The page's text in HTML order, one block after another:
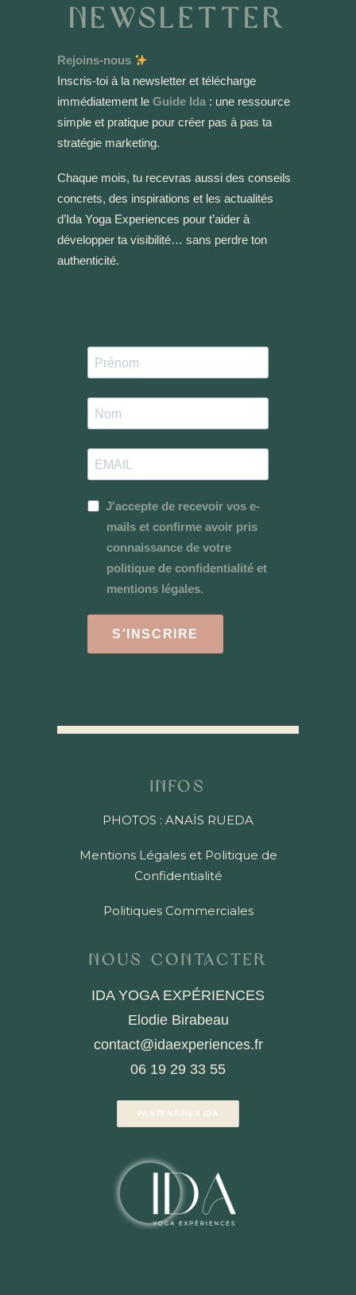
Newsletter
Rejoins-nous
Inscris-toi à la newsletter et télécharge
immédiatement le Guide Ida : une ressource
simple et pratique pour créer pas à pas ta
stratégie marketing.
Chaque mois, tu recevras aussi des conseils
concrets, des inspirations et les actualités
d’Ida Yoga Experiences pour t’aider à
développer ta visibilité… sans perdre ton
authenticité.
J'accepte de recevoir vos e-
mails et confirme avoir pris
connaissance de votre
politique de confidentialité et
mentions légales.
S'INSCRIRE
Infos
PHOTOS : ANAÏS RUEDA
Mentions Légales et Politique de
Confidentialité
Politiques Commerciales
Nous contacter
IDA YOGA EXPÉRIENCES
Elodie Birabeau
contact@idaexperiences.fr
06 19 29 33 55
PARTENAIRES IDA